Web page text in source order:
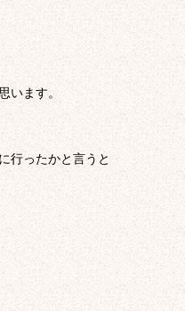
います。
行ったかと言うと